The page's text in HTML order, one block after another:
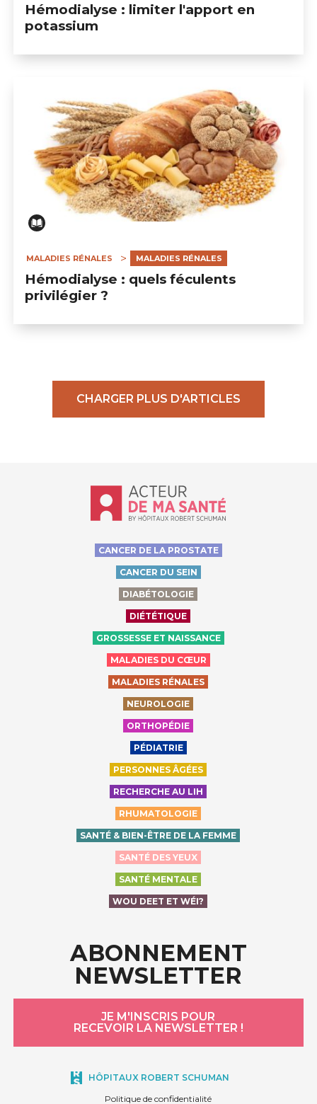
Hémodialyse : limiter l'apport en
potassium
MALADIES RÉNALES MALADIES RÉNALES
Hémodialyse : quels féculents
privilégier ?
CHARGER PLUS D'ARTICLES
Accueil - Acteur de ma santé, by
CANCER DE LA PROSTATE
CANCER DU SEIN
DIABÉTOLOGIE
DIÉTÉTIQUE
GROSSESSE ET NAISSANCE
MALADIES DU CŒUR
MALADIES RÉNALES
NEUROLOGIE
ORTHOPÉDIE
PÉDIATRIE
PERSONNES ÂGÉES
RECHERCHE AU LIH
RHUMATOLOGIE
SANTÉ & BIEN-ÊTRE DE LA FEMME
SANTÉ DES YEUX
SANTÉ MENTALE
WOU DEET ET WÉI?
ABONNEMENT
NEWSLETTER
JE M'INSCRIS POUR
RECEVOIR LA NEWSLETTER !
HÔPITAUX ROBERT SCHUMAN
Politique de confidentialité